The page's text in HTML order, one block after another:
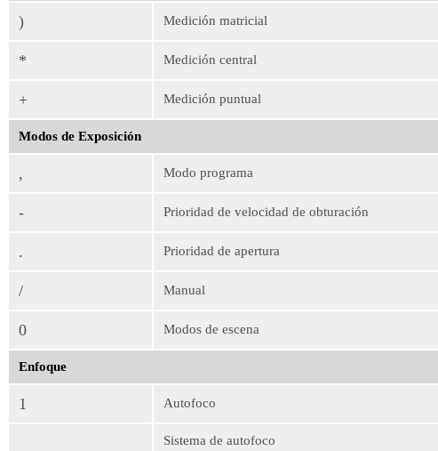
) Medición matricial
* Medición central
+ Medición puntual
Modos de Exposición
, Modo programa
- Prioridad de velocidad de obturación
. Prioridad de apertura
/ Manual
0 Modos de escena
Enfoque
1 Autofoco
Sistema de autofoco